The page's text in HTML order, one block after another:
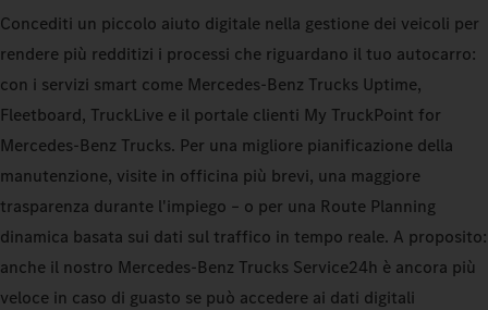
Concediti un piccolo aiuto digitale nella gestione dei veicoli per
rendere più redditizi i processi che riguardano il tuo autocarro:
con i servizi smart come Mercedes-Benz Trucks Uptime,
Fleetboard, TruckLive e il portale clienti My TruckPoint for
Mercedes-Benz Trucks. Per una migliore pianificazione della
manutenzione, visite in officina più brevi, una maggiore
trasparenza durante l'impiego – o per una Route Planning
dinamica basata sui dati sul traffico in tempo reale. A proposito:
anche il nostro Mercedes-Benz Trucks Service24h è ancora più
veloce in caso di guasto se può accedere ai dati digitali